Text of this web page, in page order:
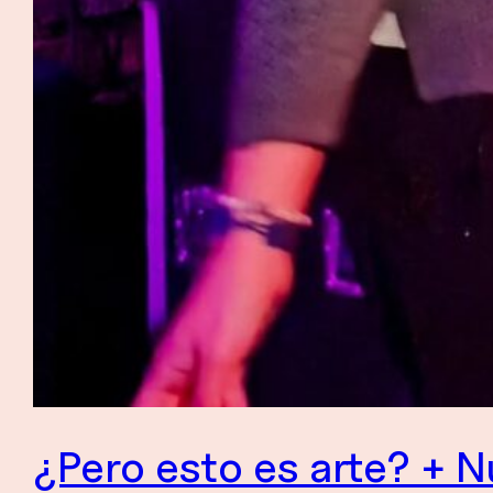
¿Pero esto es arte? +